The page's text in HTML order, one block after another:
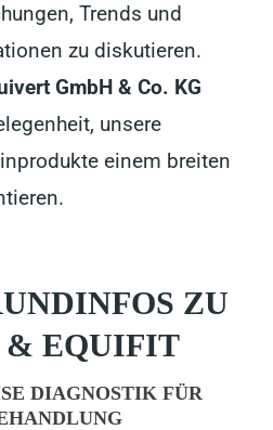
Trends und
zu diskutieren.
GmbH & Co. KG
unsere
einem breiten
ZU
EQUIFIT
DIAGNOSTIK FÜR